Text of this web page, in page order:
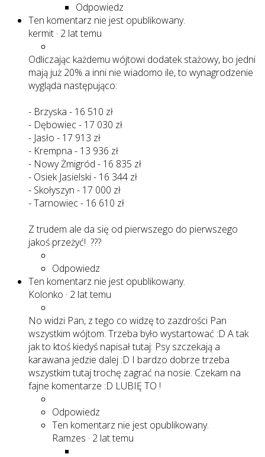
Odpowiedz
Ten komentarz nie jest opublikowany.
kermit · 2 lat temu
Odliczając każdemu wójtowi dodatek stażowy, bo jedni
mają już 20% a inni nie wiadomo ile, to wynagrodzenie
wygląda następująco:
- Brzyska - 16 510 zł
- Dębowiec - 17 030 zł
- Jasło - 17 913 zł
- Krempna - 13 936 zł
- Nowy Żmigród - 16 835 zł
- Osiek Jasielski - 16 344 zł
- Skołyszyn - 17 000 zł
- Tarnowiec - 16 610 zł
Z trudem ale da się od pierwszego do pierwszego
jakoś przeżyć! ???
Odpowiedz
Ten komentarz nie jest opublikowany.
Kolonko · 2 lat temu
No widzi Pan, z tego co widzę to zazdrości Pan
wszystkim wójtom. Trzeba było wystartować :D A tak
jak to ktoś kiedyś napisał tutaj: Psy szczekają a
karawana jedzie dalej :D I bardzo dobrze trzeba
wszystkim tutaj trochę zagrać na nosie. Czekam na
fajne komentarze :D LUBIĘ TO !
Odpowiedz
Ten komentarz nie jest opublikowany.
Ramzes · 2 lat temu